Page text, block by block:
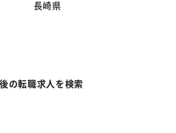
長崎県
の転職求人を検索